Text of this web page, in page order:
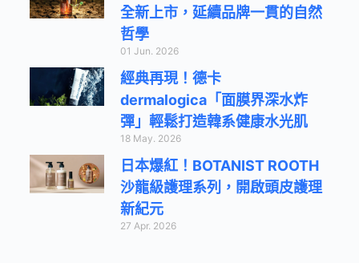
全新上市，延續品牌一貫的自然
哲學
01 Jun. 2026
經典再現！德卡
dermalogica「面膜界深水炸
彈」輕鬆打造韓系健康水光肌
18 May. 2026
日本爆紅！BOTANIST ROOTH
沙龍級護理系列，開啟頭皮護理
新紀元
27 Apr. 2026